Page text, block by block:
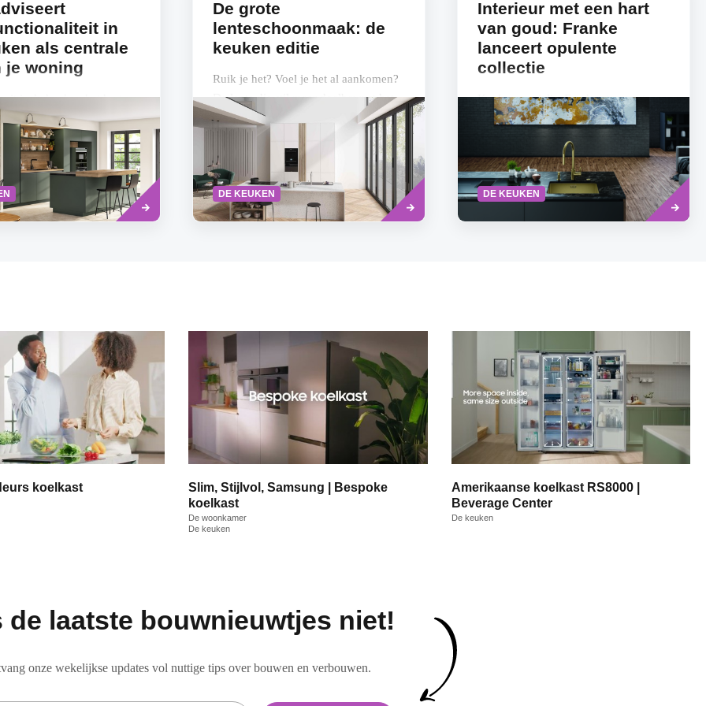
in
als centrale
je woning
is de keuken het hart
Het is de plek in huis
en -leven, waar
tijd doorbrengen. Sinds
Lees
meer
De grote
lenteschoonmaak: de
keuken editie
Ruik je het? Voel je het al aankomen?
De lente die stil maar doelbewust het
land insluipt? Wanneer het eerste
groen ontluikt en de eerste
zonnestraal...
DE KEUKEN
Read
more
Interieur met een hart
van goud: Franke
lanceert opulente
collectie
Keukenspecialist Franke stapt met
grandeur zijn gouden tijdperk in, en
collectie. De Mythos Masterpiece-
collectie omvat...
DE KEUKEN
Read
more
koelkast
Slim, Stijlvol, Samsung | Bespoke
koelkast
De woonkamer
De keuken
Amerikaanse koelkast RS8000 |
Beverage Center
De keuken
de laatste bouwnieuwtjes niet!
onze wekelijkse updates vol nuttige tips over bouwen en verbouwen.